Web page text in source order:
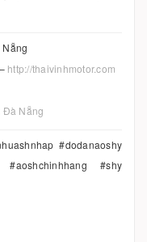
– http://thaivinhmotor.com
Đà Nẵng
#dodanaoshy
#aoshchinhhang #shy